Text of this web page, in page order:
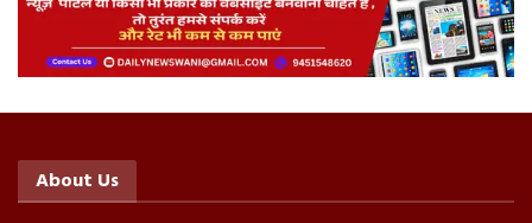
About Us